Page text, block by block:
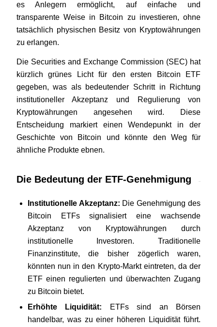
es Anlegern ermöglicht, auf einfache und
transparente Weise in Bitcoin zu investieren, ohne
tatsächlich physischen Besitz von Kryptowährungen
zu erlangen.
Die Securities and Exchange Commission (SEC) hat
kürzlich grünes Licht für den ersten Bitcoin ETF
gegeben, was als bedeutender Schritt in Richtung
institutioneller Akzeptanz und Regulierung von
Kryptowährungen angesehen wird. Diese
Entscheidung markiert einen Wendepunkt in der
Geschichte von Bitcoin und könnte den Weg für
ähnliche Produkte ebnen.
Die Bedeutung der ETF-Genehmigung
Institutionelle Akzeptanz: Die Genehmigung des
Bitcoin ETFs signalisiert eine wachsende
Akzeptanz von Kryptowährungen durch
institutionelle Investoren. Traditionelle
Finanzinstitute, die bisher zögerlich waren,
könnten nun in den Krypto-Markt eintreten, da der
ETF einen regulierten und überwachten Zugang
zu Bitcoin bietet.
Erhöhte Liquidität: ETFs sind an Börsen
handelbar, was zu einer höheren Liquidität führt.